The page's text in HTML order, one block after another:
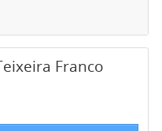
Franco